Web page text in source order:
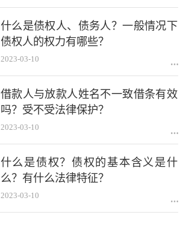
什么是债权人、债务人？一般情况下
债权人的权力有哪些？
2023-03-10
借款人与放款人姓名不一致借条有效
吗？受不受法律保护？
2023-03-10
什么是债权？债权的基本含义是什
么？有什么法律特征？
2023-03-10